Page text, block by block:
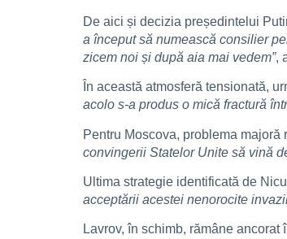
De aici și decizia președintelui
a început să numească consilier
zicem noi și după aia mai vedem”,
În această atmosferă tensionată,
acolo s-a produs o mică fractură
Pentru Moscova, problema
convingerii Statelor Unite să vină
Ultima strategie identificată de
acceptării acestei nenorocite
Lavrov, în schimb, rămâne ancorat